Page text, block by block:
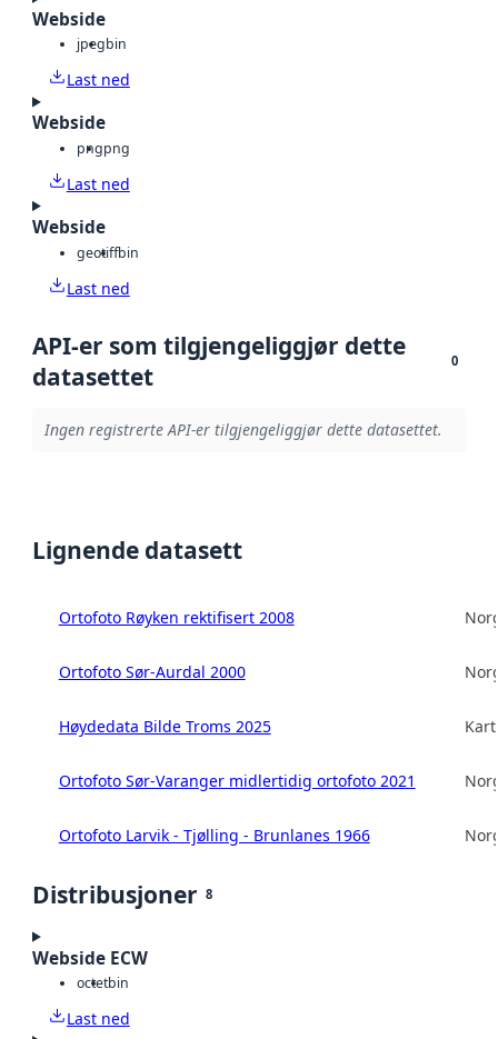
Webside
jpegbin
Last ned
Webside
pngpng
Last ned
Webside
geotiffbin
Last ned
API-er som tilgjengeliggjør dette
datasettet
0
Ingen registrerte API-er tilgjengeliggjør dette datasettet.
Lignende datasett
Ortofoto Røyken rektifisert 2008
Ortofoto Sør-Aurdal 2000
Høydedata Bilde Troms 2025
Ortofoto Sør-Varanger midlertidig ortofoto 2021
Ortofoto Larvik - Tjølling - Brunlanes 1966
Distribusjoner 8
Webside ECW
octetbin
Last ned